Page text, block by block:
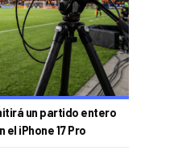
un partido entero
el iPhone 17 Pro